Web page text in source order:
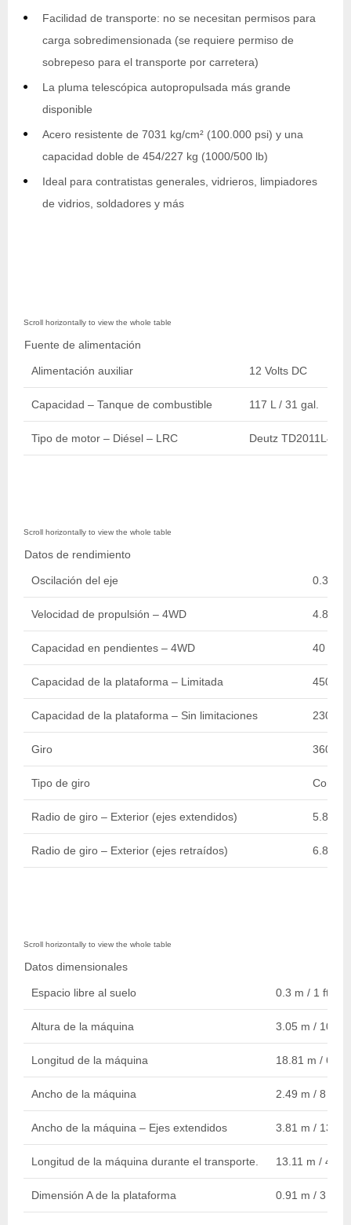
Facilidad de transporte: no se necesitan permisos para
carga sobredimensionada (se requiere permiso de
sobrepeso para el transporte por carretera)
La pluma telescópica autopropulsada más grande
disponible
Acero resistente de 7031 kg/cm² (100.000 psi) y una
capacidad doble de 454/227 kg (1000/500 lb)
Ideal para contratistas generales, vidrieros, limpiadores
de vidrios, soldadores y más
Fuente de alimentación
Alimentación auxiliar 12 Volts DC
Capacidad – Tanque de combustible 117 L / 31 gal.
Tipo de motor – Diésel – LRC Deutz TD2011L4
Datos de rendimiento
Oscilación del eje 0.3 m /
Velocidad de propulsión – 4WD 4.80
Capacidad en pendientes – 4WD 40 %
Capacidad de la plataforma – Limitada 450 kg
Capacidad de la plataforma – Sin limitaciones 230 kg
Giro 360
Tipo de giro
Radio de giro – Exterior (ejes extendidos) 5.89 m
Radio de giro – Exterior (ejes retraídos) 6.86 m
Datos dimensionales
Espacio libre al suelo 0.3 m / 1 ft
Altura de la máquina 3.05 m / 10 ft
Longitud de la máquina 18.81 m / 62 ft
Ancho de la máquina 2.49 m / 8 ft
Ancho de la máquina – Ejes extendidos 3.81 m / 13 ft
Longitud de la máquina durante el transporte. 13.11 m / 43 ft
Dimensión A de la plataforma 0.91 m / 3 ft